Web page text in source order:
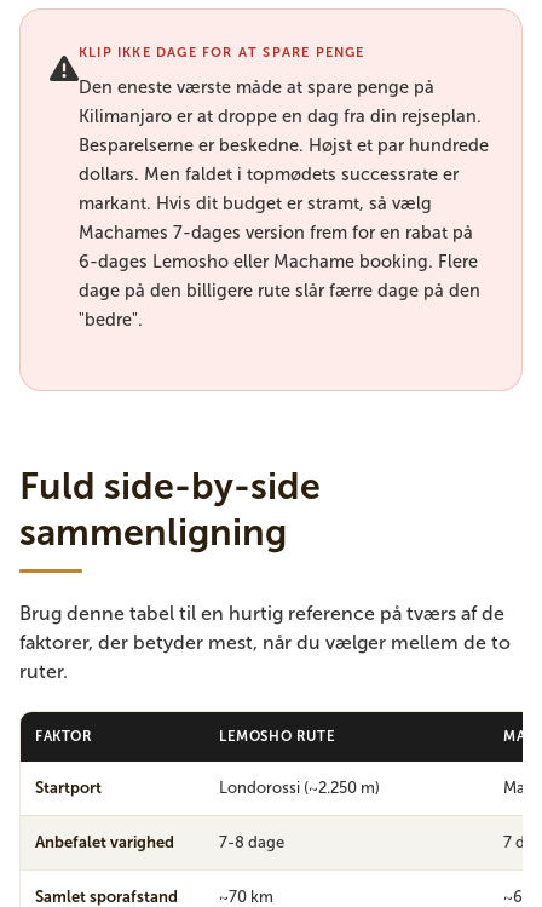
KLIP IKKE DAGE FOR AT SPARE PENGE
Den eneste værste måde at spare penge på
Kilimanjaro er at droppe en dag fra din rejseplan.
Besparelserne er beskedne. Højst et par hundrede
dollars. Men faldet i topmødets successrate er
markant. Hvis dit budget er stramt, så vælg
Machames 7-dages version frem for en rabat på
6-dages Lemosho eller Machame booking. Flere
dage på den billigere rute slår færre dage på den
"bedre".
Fuld side-by-side
sammenligning
Brug denne tabel til en hurtig reference på tværs af de
faktorer, der betyder mest, når du vælger mellem de to
ruter.
FAKTOR LEMOSHO RUTE
Startport Londorossi (~2.250 m)
Anbefalet varighed 7-8 dage 7
Samlet sporafstand ~70 km ~62